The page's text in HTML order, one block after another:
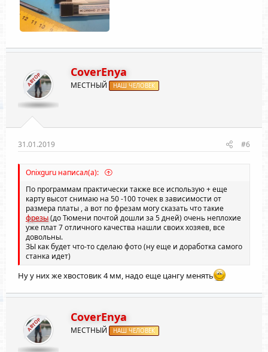
АВТОР CoverEnya
МЕСТНЫЙ НАШ ЧЕЛОВЕК
31.01.2019 #6
Onixguru написал(а):
По программам практически также все использую + еще
карту высот снимаю на 50 -100 точек в зависимости от
размера платы , а вот по фрезам могу сказать что такие
фрезы(до Тюмени почтой дошли за 5 дней) очень неплохие
уже плат 7 отличного качества нашли своих хозяев, все
довольны.
ЗЫ как будет что-то сделаю фото (ну еще и доработка самого
станка идет)
Ну у них же хвостовик 4 мм, надо еще цангу менять
АВТОР CoverEnya
МЕСТНЫЙ НАШ ЧЕЛОВЕК